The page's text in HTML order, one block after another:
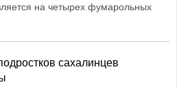
на четырех фумарольных
сахалинцев